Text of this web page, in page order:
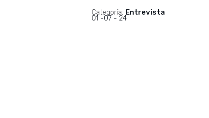
Categoría: Entrevista
01 -07 - 24